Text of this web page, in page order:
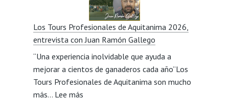
Lillo
relevo
y
Mercosur,
Los Tours Profesionales de Aquitanima 2026,
entrevista con Juan Ramón Gallego
“Una experiencia inolvidable que ayuda a
mejorar a cientos de ganaderos cada año”Los
Tours Profesionales de Aquitanima son mucho
más… Lee más: